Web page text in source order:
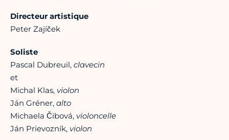
Directeur artistique
Peter Zajíček
Soliste
Pascal Dubreuil, clavecin
et
Michal Klas, violon
Ján Gréner, alto
Michaela Čibová, violoncelle
Ján Prievozník, violon